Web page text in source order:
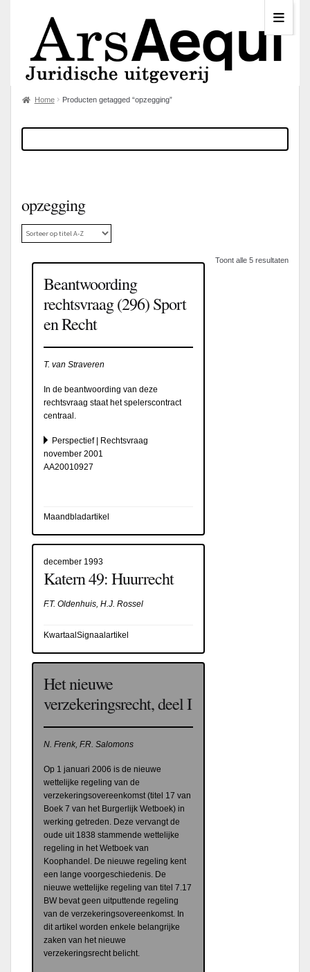
Home Producten getagged “opzegging”
opzegging
Toont alle 5 resultaten
Beantwoording
rechtsvraag (296) Sport
en Recht
T. van Straveren
In de beantwoording van deze
rechtsvraag staat het spelerscontract
centraal.
Perspectief | Rechtsvraag
november 2001
AA20010927
Maandbladartikel
december 1993
Katern 49: Huurrecht
F.T. Oldenhuis, H.J. Rossel
KwartaalSignaalartikel
Het nieuwe
verzekeringsrecht, deel I
N. Frenk, F.R. Salomons
Op 1 januari 2006 is de nieuwe
wettelijke regeling van de
verzekeringsovereenkomst (titel 17 van
Boek 7 van het Burgerlijk Wetboek) in
werking getreden. Deze vervangt de
oude uit 1838 stammende wettelijke
regeling in het Wetboek van
Koophandel. De nieuwe regeling kent
een lange voorgeschiedenis. De
nieuwe wettelijke regeling van titel 7.17
BW bevat geen uitputtende regeling
van de verzekeringsovereenkomst. In
dit artikel worden enkele belangrijke
zaken van het nieuwe
verzekeringsrecht belicht.